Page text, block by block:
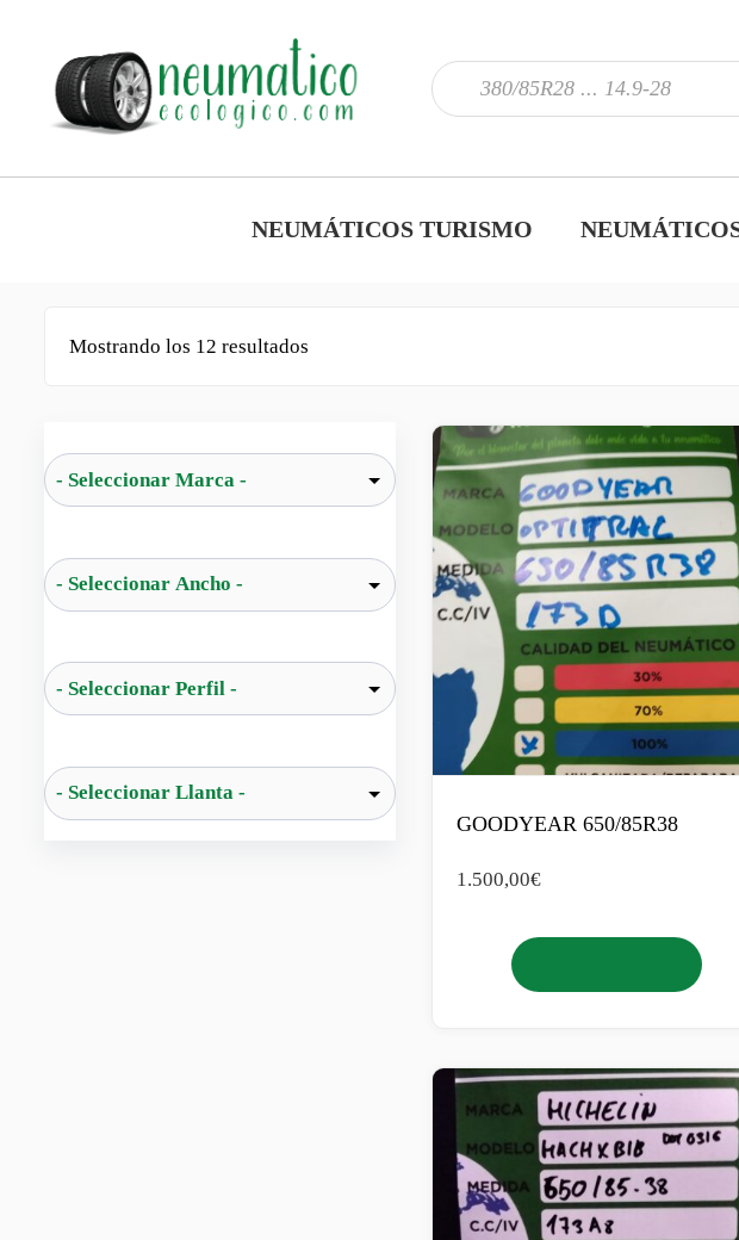
NEUMÁTICOS TURISMO
Mostrando los 12 resultados
GOODYEAR 650/85R38
1.500,00€